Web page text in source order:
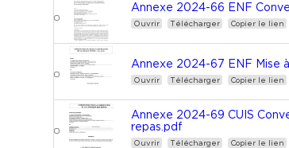
Annexe 2024-66 ENF
Ouvrir Télécharger Copier le lien
Annexe 2024-67 ENF Mise
Ouvrir Télécharger Copier le lien
Annexe 2024-69 CUIS
repas.pdf
Ouvrir Télécharger Copier le lien